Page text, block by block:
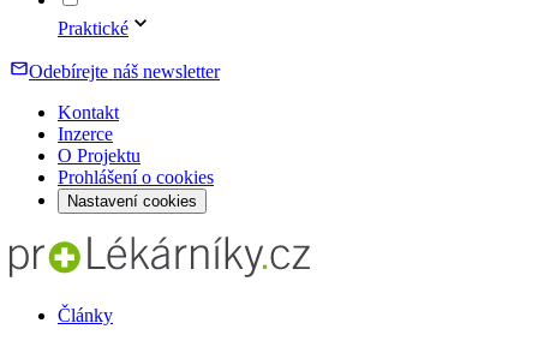
Praktické
Odebírejte náš newsletter
Kontakt
Inzerce
O Projektu
Prohlášení o cookies
Nastavení cookies
Články